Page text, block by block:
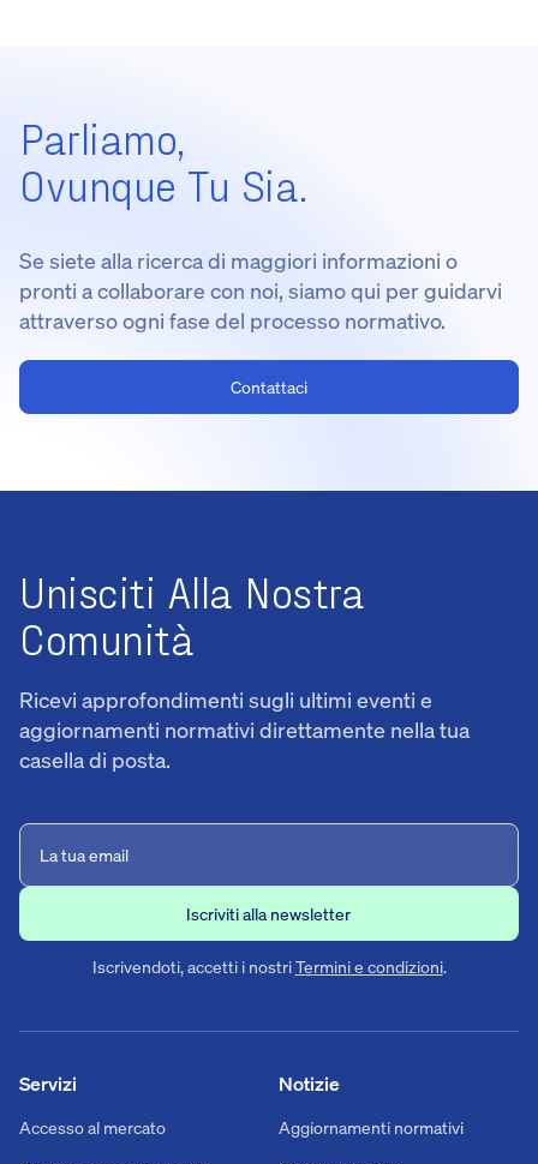
Parliamo,
Ovunque Tu Sia.
Se siete alla ricerca di maggiori informazioni o
pronti a collaborare con noi, siamo qui per guidarvi
attraverso ogni fase del processo normativo.
Contattaci
Unisciti Alla Nostra
Comunità
Ricevi approfondimenti sugli ultimi eventi e
aggiornamenti normativi direttamente nella tua
casella di posta.
Iscrivendoti, accetti i nostriTermini e condizioni.
Notizie
Aggiornamenti normativi
Servizi
Accesso al mercato